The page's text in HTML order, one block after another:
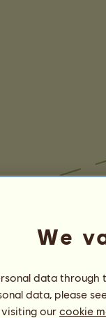
We
data through
data, please
our cookie